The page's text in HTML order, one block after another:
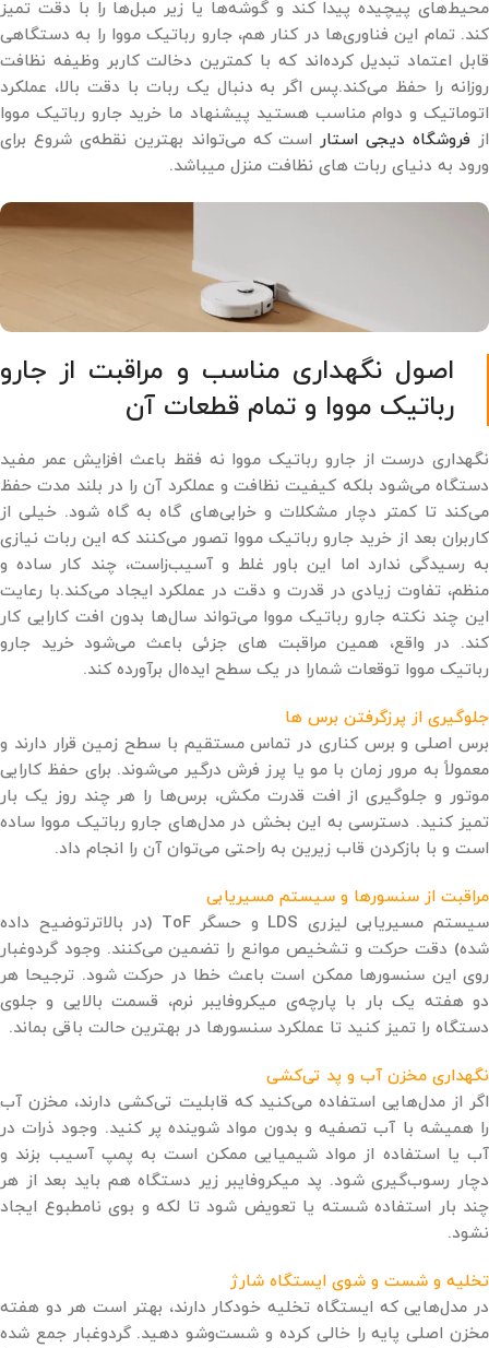
محیط‌های پیچیده پیدا کند و گوشه‌ها یا زیر مبل‌ها را با دقت تمیز
کند. تمام این فناوری‌ها در کنار هم، جارو رباتیک مووا را به دستگاهی
قابل ‌اعتماد تبدیل کرده‌اند که با کمترین دخالت کاربر وظیفه نظافت
روزانه را حفظ می‌کند.پس اگر به دنبال یک ربات با دقت بالا، عملکرد
اتوماتیک و دوام مناسب هستید پیشنهاد ما خرید جارو رباتیک مووا
از فروشگاه دیجی‌ استاراست که می‌تواند بهترین نقطه‌ی شروع برای
ورود به دنیای ربات های نظافت منزل میباشد.
اصول نگهداری مناسب و مراقبت از جارو
رباتیک مووا و تمام قطعات آن
نگهداری درست از جارو رباتیک مووا نه فقط باعث افزایش عمر مفید
دستگاه می‌شود بلکه کیفیت نظافت و عملکرد آن را در بلند مدت حفظ
می‌کند تا کمتر دچار مشکلات و خرابی‌های گاه به گاه شود. خیلی از
کاربران بعد از خرید جارو رباتیک مووا تصور می‌کنند که این ربات نیازی
به رسیدگی ندارد اما این باور غلط و آسیب‌زاست، چند کار ساده و
منظم، تفاوت زیادی در قدرت و دقت در عملکرد ایجاد می‌کند.با رعایت
این چند نکته جارو رباتیک مووا می‌تواند سال‌ها بدون افت کارایی کار
کند. در واقع، همین مراقبت ‌های جزئی باعث می‌شود خرید جارو
رباتیک مووا توقعات شمارا در یک سطح ایده‌ال برآورده کند.
جلوگیری از پرزگرفتن برس ها
برس اصلی و برس کناری در تماس مستقیم با سطح زمین قرار دارند و
معمولاً به مرور زمان با مو یا پرز فرش درگیر می‌شوند. برای حفظ کارایی
موتور و جلوگیری از افت قدرت مکش، برس‌ها را هر چند روز یک ‌بار
تمیز کنید. دسترسی به این بخش در مدل‌های جارو رباتیک مووا ساده
است و با بازکردن قاب زیرین به ‌راحتی می‌توان آن را انجام داد.
مراقبت از سنسورها و سیستم مسیریابی
سیستم مسیریابی لیزری LDS و حسگر ToF (در بالاترتوضیح داده
شده) دقت حرکت و تشخیص موانع را تضمین می‌کنند. وجود گردوغبار
روی این سنسورها ممکن است باعث خطا در حرکت شود. ترجیحا هر
دو هفته یک ‌بار با پارچه‌ی میکروفایبر نرم، قسمت بالایی و جلوی
دستگاه را تمیز کنید تا عملکرد سنسورها در بهترین حالت باقی بماند.
نگهداری مخزن آب و پد تی‌کشی
اگر از مدل‌هایی استفاده می‌کنید که قابلیت تی‌کشی دارند، مخزن آب
را همیشه با آب تصفیه و بدون مواد شوینده پر کنید. وجود ذرات در
آب یا استفاده از مواد شیمیایی ممکن است به پمپ آسیب بزند و
دچار رسوب‌گیری شود. پد میکروفایبر زیر دستگاه هم باید بعد از هر
چند بار استفاده شسته یا تعویض شود تا لکه و بوی نامطبوع ایجاد
نشود.
تخلیه و شست‌ و شوی ایستگاه شارژ
در مدل‌هایی که ایستگاه تخلیه خودکار دارند، بهتر است هر دو هفته
مخزن اصلی پایه را خالی کرده و شست‌وشو دهید. گردوغبار جمع ‌شده